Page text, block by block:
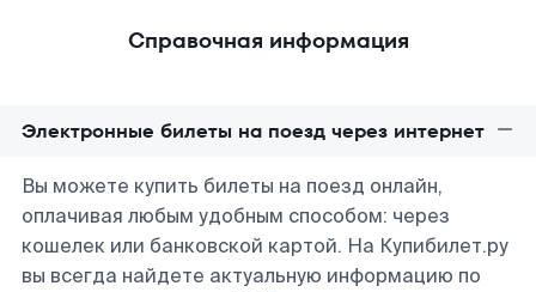
Справочная информация
Электронные билеты на поезд через интернет
Вы можете купить билеты на поезд онлайн,
оплачивая любым удобным способом: через
кошелек или банковской картой. На Купибилет.ру
вы всегда найдете актуальную информацию по